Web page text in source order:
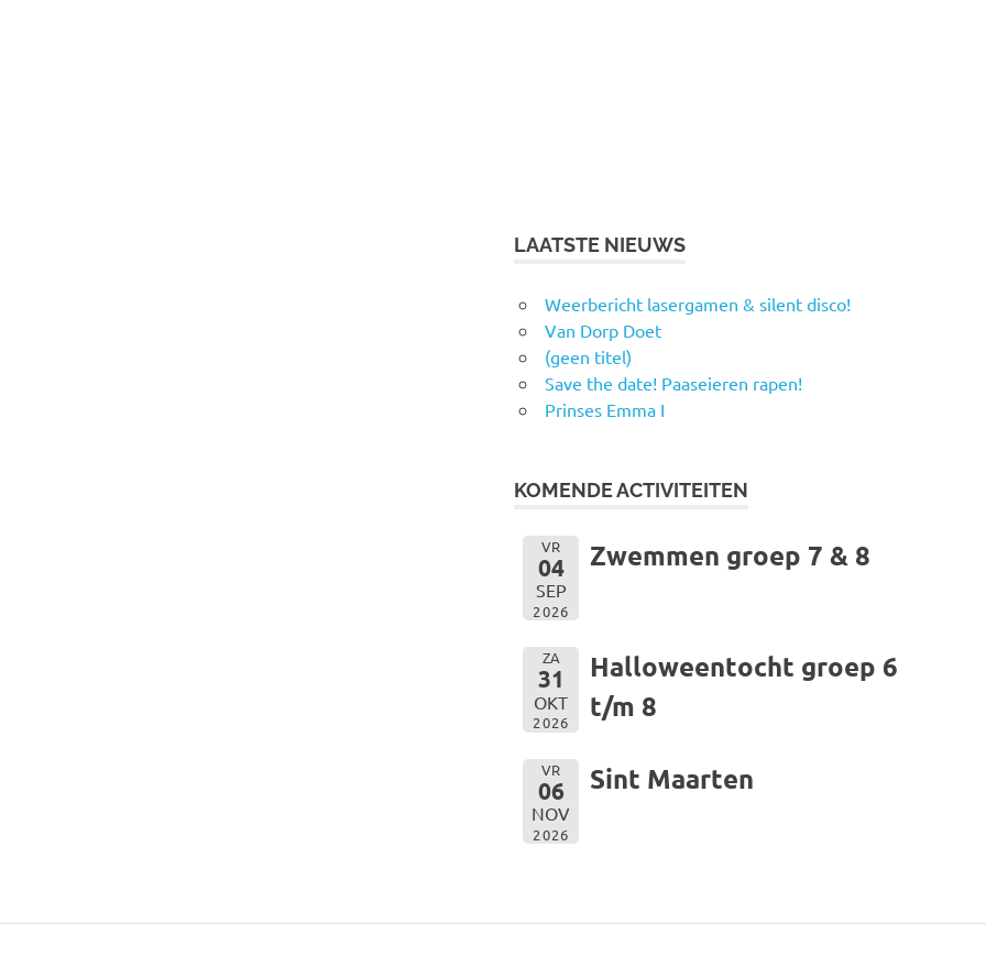
LAATSTE NIEUWS
Weerbericht lasergamen & silent disco!
Van Dorp Doet
(geen titel)
Save the date! Paaseieren rapen!
Prinses Emma I
KOMENDE ACTIVITEITEN
VR
04
SEP
2026
Zwemmen groep 7 & 8
ZA
31
OKT
2026
Halloweentocht groep 6
t/m 8
VR
06
NOV
2026
Sint Maarten